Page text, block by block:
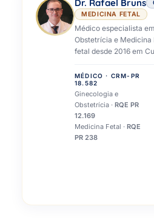
Dr. Rafael Bruns
MEDICINA FETAL
Médico especialista
Obstetrícia e
fetal desde 2016 em
MÉDICO · CRM-PR
18.582
Ginecologia e
Obstetrícia · RQE PR
12.169
Medicina Fetal · RQE
PR 238